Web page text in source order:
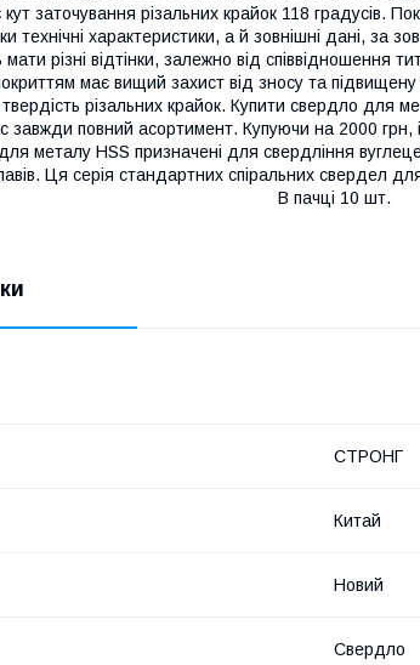
заточування різальних крайок 118 градусів.
технічні характеристики, а й зовнішні дані, за
різні відтінки, залежно від співвідношення
має вищий захист від зносу та підвищену
різальних крайок. Купити свердло для
завжди повний асортимент. Купуючи на 2000 грн,
металу HSS призначені для свердління
Ця серія стандартних спіральних свердел
В пачці 10 шт.
СТРОНГ
Китай
Новий
Свердло